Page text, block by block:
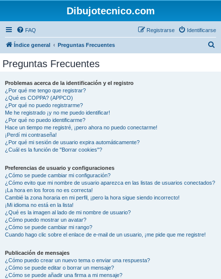
Dibujotecnico.com
FAQ Identificarse
Registrarse
Índice general Preguntas Frecuentes
Preguntas Frecuentes
Problemas acerca de la identificación y el registro
¿Por qué me tengo que registrar?
¿Qué es COPPA? (APPCO)
¿Por qué no puedo registrarme?
Me he registrado ¡y no me puedo identificar!
¿Por qué no puedo identificarme?
Hace un tiempo me registré, ¡pero ahora no puedo conectarme!
¡Perdí mi contraseña!
¿Por qué mi sesión de usuario expira automáticamente?
¿Cuál es la función de "Borrar cookies"?
Preferencias de usuario y configuraciones
¿Cómo se puede cambiar mi configuración?
¿Cómo evito que mi nombre de usuario aparezca en las listas de usuarios conectados?
¡La hora en los foros no es correcta!
Cambié la zona horaria en mi perfil, ¡pero la hora sigue siendo incorrecto!
¡Mi idioma no está en la lista!
¿Qué es la imagen al lado de mi nombre de usuario?
¿Cómo puedo mostrar un avatar?
¿Cómo se puede cambiar mi rango?
Cuando hago clic sobre el enlace de e-mail de un usuario, ¡me pide que me registre!
Publicación de mensajes
¿Cómo puedo crear un nuevo tema o enviar una respuesta?
¿Cómo se puede editar o borrar un mensaje?
¿Cómo se puede añadir una firma a mi mensaje?